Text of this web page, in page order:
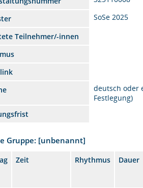
SoSe 2025
Teilnehmer/-innen
deutsch oder
Festlegung)
Gruppe: [unbenannt]
Zeit Rhythmus Dauer